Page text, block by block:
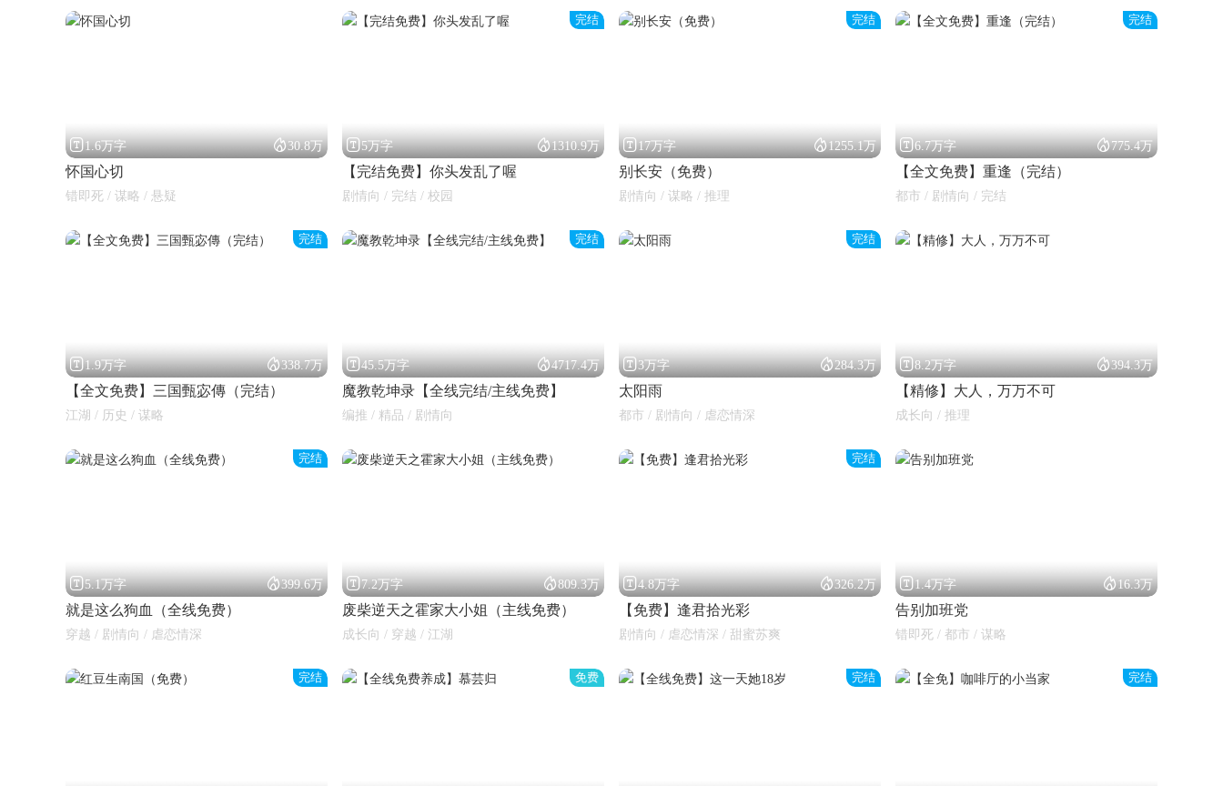
1.6万字 30.8万
怀国心切
错即死 / 谋略 / 悬疑
完结
5万字 1310.9万
【完结免费】你头发乱了喔
剧情向 / 完结 / 校园
完结
17万字 1255.1万
别长安（免费）
剧情向 / 谋略 / 推理
完结
6.7万字 775.4万
【全文免费】重逢（完结）
都市 / 剧情向 / 完结
完结
1.9万字 338.7万
【全文免费】三国甄宓傳（完结）
江湖 / 历史 / 谋略
完结
45.5万字 4717.4万
魔教乾坤录【全线完结/主线免费】
编推 / 精品 / 剧情向
完结
3万字 284.3万
太阳雨
都市 / 剧情向 / 虐恋情深
8.2万字 394.3万
【精修】大人，万万不可
成长向 / 推理
完结
5.1万字 399.6万
就是这么狗血（全线免费）
穿越 / 剧情向 / 虐恋情深
7.2万字 809.3万
废柴逆天之霍家大小姐（主线免费）
成长向 / 穿越 / 江湖
完结
4.8万字 326.2万
【免费】逢君拾光彩
剧情向 / 虐恋情深 / 甜蜜苏爽
1.4万字 16.3万
告别加班党
错即死 / 都市 / 谋略
完结 免费 完结 完结